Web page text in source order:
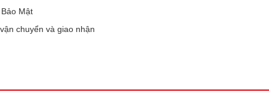
Mật
chuyển và giao nhận